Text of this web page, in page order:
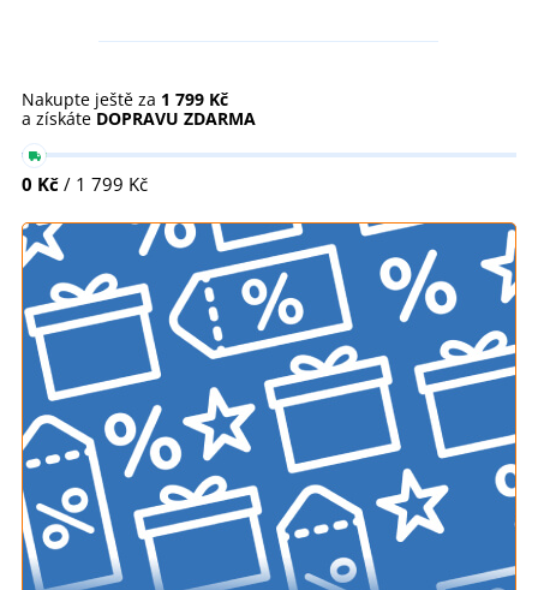
Nakupte ještě za 1 799 Kč
a získáte DOPRAVU ZDARMA
0 Kč / 1 799 Kč